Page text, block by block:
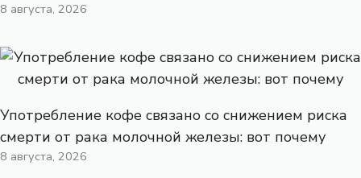
8 августа, 2026
Употребление кофе связано со снижением риска
смерти от рака молочной железы: вот почему
8 августа, 2026